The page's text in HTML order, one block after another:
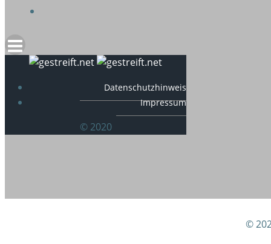
Datenschutzhinweis
Impressum
© 2020
©